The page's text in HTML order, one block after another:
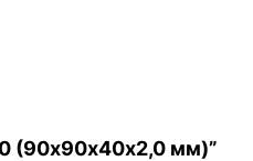
(90х90х40х2,0 мм)”